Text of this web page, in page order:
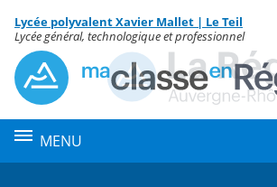
Menu de la rubrique
Contenu
Lycée polyvalent Xavier Mallet | Le Teil
Lycée général, technologique et professionnel
MENU